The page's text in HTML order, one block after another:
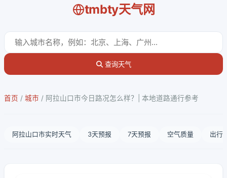
tmbty天气网
查询天气
首页 / 城市 / 阿拉山口市今日路况怎么样？| 本地道路通行参考
阿拉山口市实时天气 3天预报 7天预报 空气质量 出行